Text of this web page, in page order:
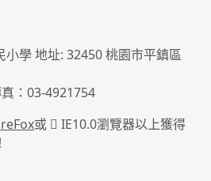
學 地址: 32450 桃園市平鎮區
：03-4921754
或
IE10.0瀏覽器以上獲得